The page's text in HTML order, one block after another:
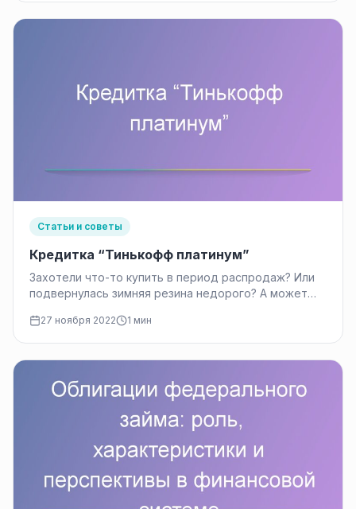
Статьи и советы
Кредитка “Тинькофф платинум”
Захотели что-то купить в период распродаж? Или
подвернулась зимняя резина недорого? А может
27 ноября 2022 1 мин